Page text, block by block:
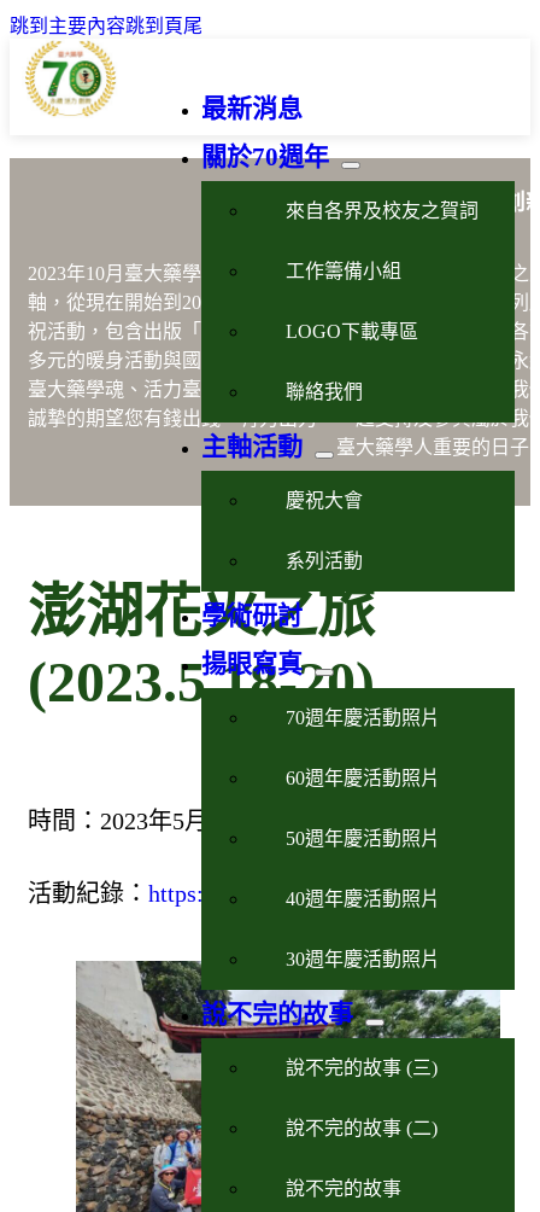
跳到主要內容跳到頁尾
最新消息
關於70週年
來自各界及校友之賀詞
工作籌備小組
LOGO下載專區
聯絡我們
主軸活動
慶祝大會
系列活動
學術研討
揚眼寫真
70週年慶活動照片
60週年慶活動照片
50週年慶活動照片
40週年慶活動照片
30週年慶活動照片
說不完的故事
說不完的故事 (三)
說不完的故事 (二)
說不完的故事
藥學永續活力創
2023年10月臺大藥學70週年以藥學「永續、活力、創新」
之
軸，從現在開始到2023年10月21日的慶祝晚會將進行一系列
祝活動，包含出版「說不完的故事」、設計紀念品、舉辦各
多元的暖身活動與國際學術研討會等，以嶄新之形式展現永
臺大藥學魂、活力臺大藥學人及創新臺大藥學院之風貌。我
誠摯的期望您有錢出錢，有力出力，一起支持及參與屬於我
臺大藥學人重要的日子
澎湖花火之旅
(2023.5.18-20)
時間：2023年5月18-20日
活動紀錄： https://youtu.be/QUwtneXTrek